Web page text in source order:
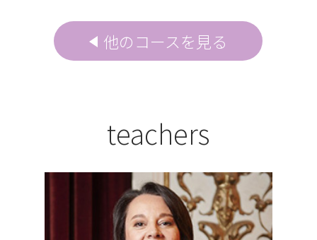
他のコースを見る
teachers